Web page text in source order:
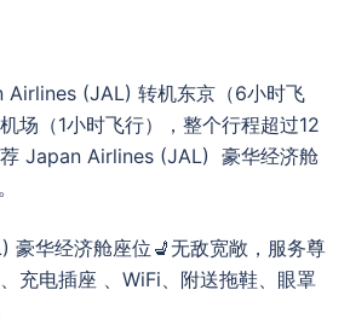
Airlines (JAL) 转机东京（6小时飞
场（1小时飞行），整个行程超过12
Japan Airlines (JAL) 豪华经济舱
豪华经济舱座位💺无敌宽敞，服务尊
充电插座 、WiFi、附送拖鞋、眼罩